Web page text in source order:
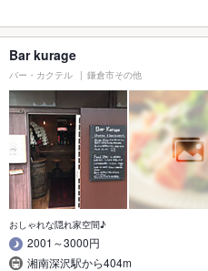
Bar kurage
バー・カクテル 鎌倉市その他
おしゃれな隠れ家空間♪
2001～3000円
湘南深沢駅から404m